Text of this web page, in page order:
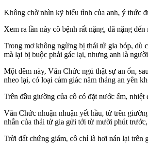
Không chờ nhìn kỹ biểu tình của anh, ý thức
Xem ra lần này cô bệnh rất nặng, đã nặng
Trong mơ không ngừng bị thái tử gia bóp, dù
mà lại bị buộc phải gác lại, nhưng anh là
Một đêm này, Vân Chức ngủ thật sự an ổn,
nheo lại, có loại cảm giác năm tháng an yên
Trên đầu giường của cô có đặt nước ấm,
Vân Chức nhuận nhuận yết hầu, từ trên
nhắn của thái tử gia gửi tới từ mười phút
Trời đất chứng giám, cô chỉ là hơi nán lại trên